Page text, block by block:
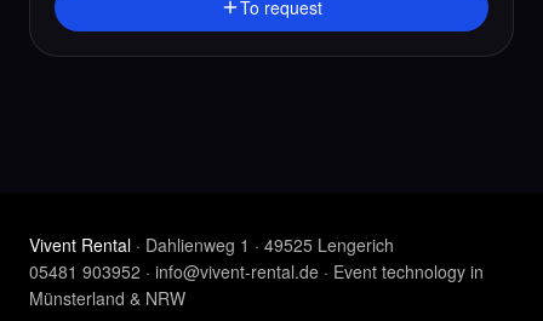
To request
Vivent Rental · Dahlienweg 1 · 49525 Lengerich
05481 903952 · info@vivent-rental.de · Event technology in
Münsterland & NRW